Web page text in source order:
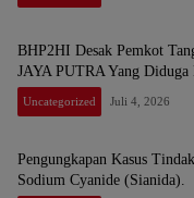
BHP2HI Desak Pemkot
JAYA PUTRA Yang
Uncategorized Juli 4, 2026
Pengungkapan Kasus
Sodium Cyanide (Sianida).